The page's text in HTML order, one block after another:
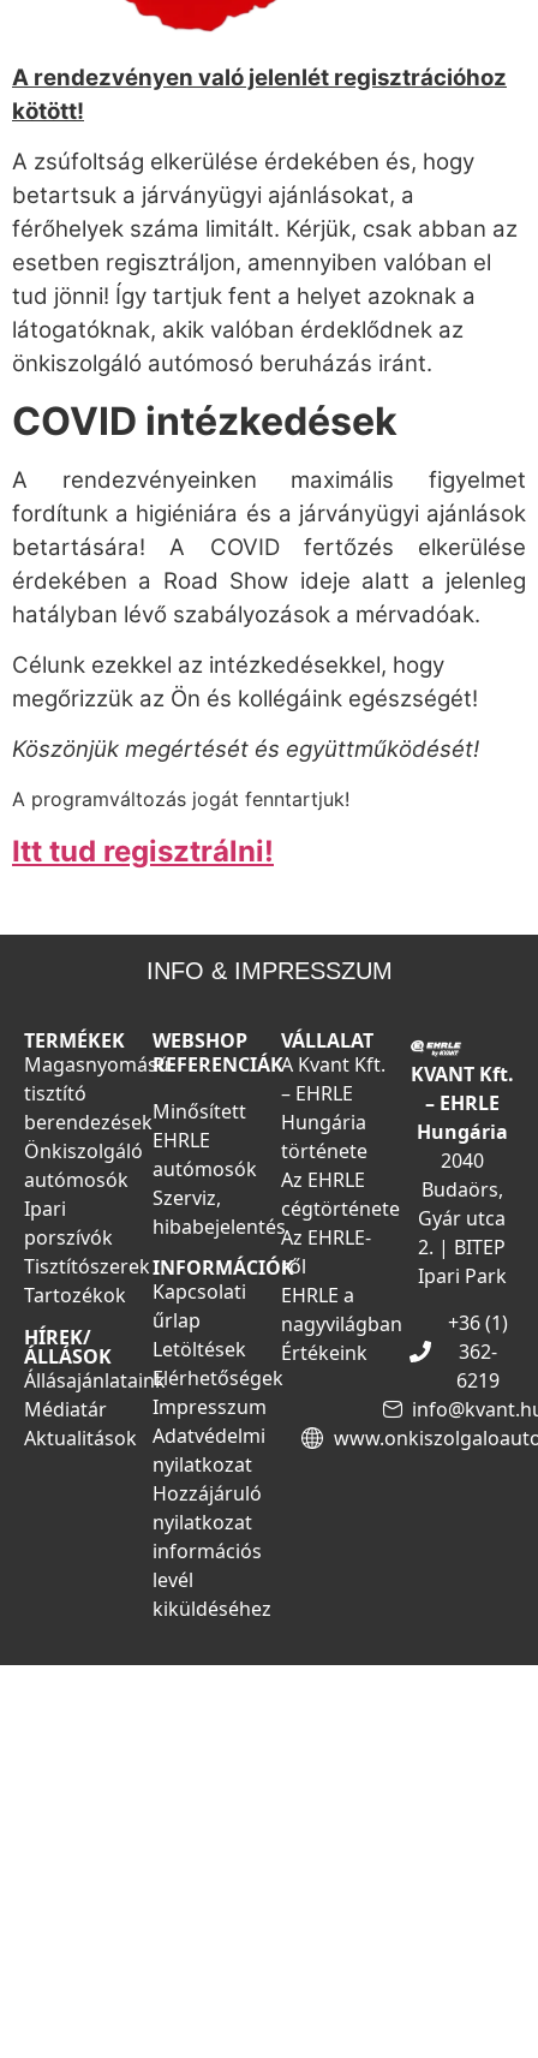
A rendezvényen való jelenlét regisztrációhoz
kötött!
A zsúfoltság elkerülése érdekében és, hogy
betartsuk a járványügyi ajánlásokat, a
férőhelyek száma limitált. Kérjük, csak abban az
esetben regisztráljon, amennyiben valóban el
tud jönni! Így tartjuk fent a helyet azoknak a
látogatóknak, akik valóban érdeklődnek az
önkiszolgáló autómosó beruházás iránt.
COVID intézkedések
A rendezvényeinken maximális figyelmet
fordítunk a higiéniára és a járványügyi ajánlások
betartására! A COVID fertőzés elkerülése
érdekében a Road Show ideje alatt a jelenleg
hatályban lévő szabályozások a mérvadóak.
Célunk ezekkel az intézkedésekkel, hogy
megőrizzük az Ön és kollégáink egészségét!
Köszönjük megértését és együttműködését!
A programváltozás jogát fenntartjuk!
Itt tud regisztrálni!
INFO & IMPRESSZUM
TERMÉKEK
Magasnyomású
tisztító
berendezések
Önkiszolgáló
autómosók
Ipari
porszívók
Tisztítószerek
Tartozékok
HÍREK/
ÁLLÁSOK
Állásajánlataink
Médiatár
Aktualitások
WEBSHOP
REFERENCIÁK
Minősített
EHRLE
autómosók
Szerviz,
hibabejelentés
INFORMÁCIÓK
Kapcsolati
űrlap
Letöltések
Elérhetőségek
Impresszum
Adatvédelmi
nyilatkozat
Hozzájáruló
nyilatkozat
információs
levél
kiküldéséhez
VÁLLALAT
A Kvant Kft.
– EHRLE
Hungária
története
Az EHRLE
cégtörténete
Az EHRLE-
ről
EHRLE a
nagyvilágban
Értékeink
KVANT Kft.
– EHRLE
Hungária
2040
Budaörs,
Gyár utca
2. | BITEP
Ipari Park
+36 (1)
362-
6219